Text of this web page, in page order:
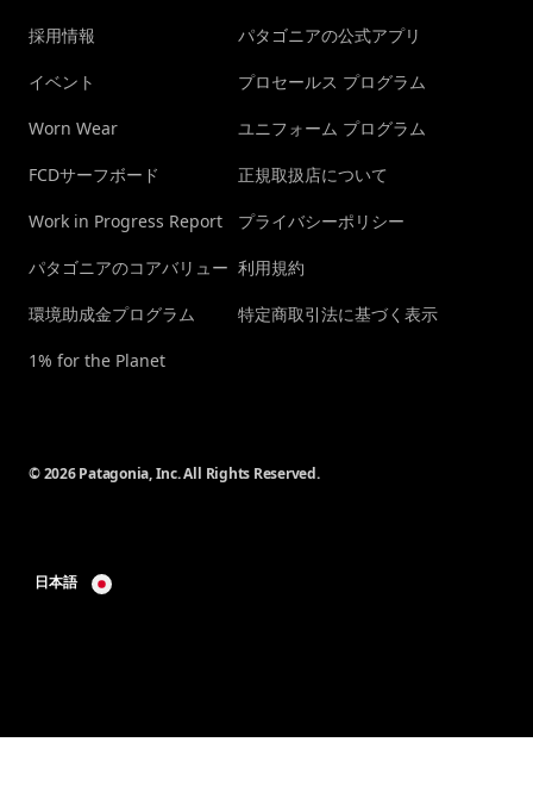
採用情報
イベント
Worn Wear
FCDサーフボード
Work in Progress Report
パタゴニアのコアバリュー
環境助成金プログラム
1% for the Planet
パタゴニアの公式アプリ
プロセールス プログラム
ユニフォーム プログラム
正規取扱店について
プライバシーポリシー
利用規約
特定商取引法に基づく表示
© 2026 Patagonia, Inc. All Rights Reserved.
日本語